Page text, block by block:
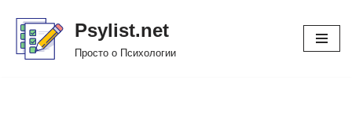
Перейти
Psylist.net
Просто о Психологии